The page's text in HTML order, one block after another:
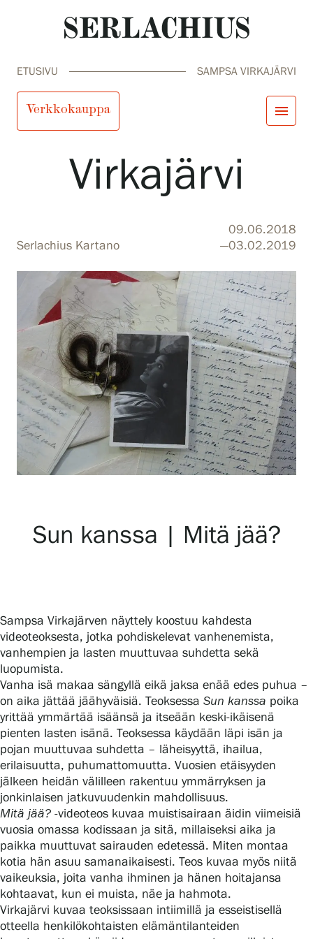
Tule meille
Serlachius Residenssi
ETUSIVU SAMPSA VIRKAJÄRVI
Verkkokauppa menu
Tule meille
Näyttelyt
Tapahtumat
Palvelumme
Serlachius Residenssi
Gösta Serlachiuksen taidesäätiö
Yhteystiedot
Ravintola Gösta
Serlachius Taidesauna
Serlachius Art & Sauna Express
Medialle
Vastuullisuus
Esteettömyys
Sampsa
Virkajärvi
Serlachius Kartano
09.06.2018
—03.02.2019
Sun kanssa | Mitä jää?
Sampsa Virkajärven näyttely koostuu kahdesta
videoteoksesta, jotka pohdiskelevat vanhenemista,
vanhempien ja lasten muuttuvaa suhdetta sekä
luopumista.
Vanha isä makaa sängyllä eikä jaksa enää edes puhua –
on aika jättää jäähyväisiä. Teoksessa Sun kanssa poika
yrittää ymmärtää isäänsä ja itseään keski-ikäisenä
pienten lasten isänä. Teoksessa käydään läpi isän ja
pojan muuttuvaa suhdetta – läheisyyttä, ihailua,
erilaisuutta, puhumattomuutta. Vuosien etäisyyden
jälkeen heidän välilleen rakentuu ymmärryksen ja
jonkinlaisen jatkuvuudenkin mahdollisuus.
Mitä jää? -videoteos kuvaa muistisairaan äidin viimeisiä
vuosia omassa kodissaan ja sitä, millaiseksi aika ja
paikka muuttuvat sairauden edetessä. Miten montaa
kotia hän asuu samanaikaisesti. Teos kuvaa myös niitä
vaikeuksia, joita vanha ihminen ja hänen hoitajansa
kohtaavat, kun ei muista, näe ja hahmota.
Virkajärvi kuvaa teoksissaan intiimillä ja esseistisellä
otteella henkilökohtaisten elämäntilanteiden